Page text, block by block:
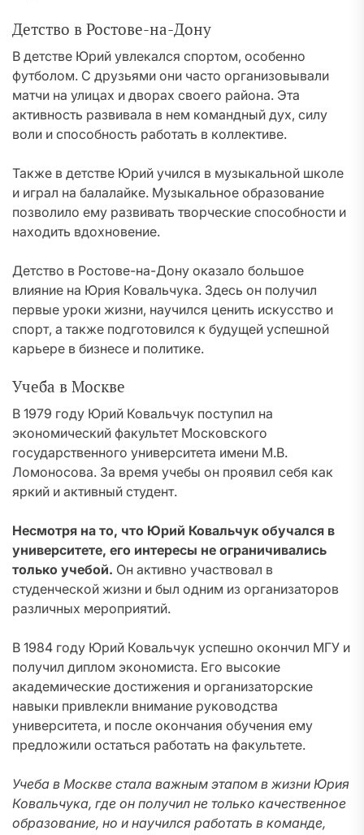
Детство в Ростове-на-Дону
В детстве Юрий увлекался спортом, особенно
футболом. С друзьями они часто организовывали
матчи на улицах и дворах своего района. Эта
активность развивала в нем командный дух, силу
воли и способность работать в коллективе.
Также в детстве Юрий учился в музыкальной школе
и играл на балалайке. Музыкальное образование
позволило ему развивать творческие способности и
находить вдохновение.
Детство в Ростове-на-Дону оказало большое
влияние на Юрия Ковальчука. Здесь он получил
первые уроки жизни, научился ценить искусство и
спорт, а также подготовился к будущей успешной
карьере в бизнесе и политике.
Учеба в Москве
В 1979 году Юрий Ковальчук поступил на
экономический факультет Московского
государственного университета имени М.В.
Ломоносова. За время учебы он проявил себя как
яркий и активный студент.
Несмотря на то, что Юрий Ковальчук обучался в
университете, его интересы не ограничивались
только учебой. Он активно участвовал в
студенческой жизни и был одним из организаторов
различных мероприятий.
В 1984 году Юрий Ковальчук успешно окончил МГУ и
получил диплом экономиста. Его высокие
академические достижения и организаторские
навыки привлекли внимание руководства
университета, и после окончания обучения ему
предложили остаться работать на факультете.
Учеба в Москве стала важным этапом в жизни Юрия
Ковальчука, где он получил не только качественное
образование, но и научился работать в команде,